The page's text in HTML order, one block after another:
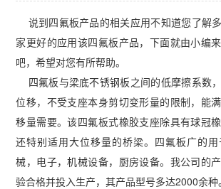
说到四氟板产品的相关应用不知道您了解
家更好的应用该四氟板产品，下面就由小编
吧，希望对您有所帮助。
四氟板与梁底不锈钢板之间的低摩擦系数
位移，不受支座本身剪切变形量的限制，能
移量需要。该四氟板式橡胶支座除具有球冠
还特别适用大位移量的桥梁。四氟板广的
械，电子，机械设备，厨房设备。我公司的
验合格并投入生产，其产品型号多达2000余种。